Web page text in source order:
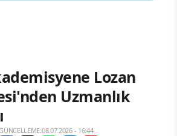
Lozan
Uzmanlık
- 16:44